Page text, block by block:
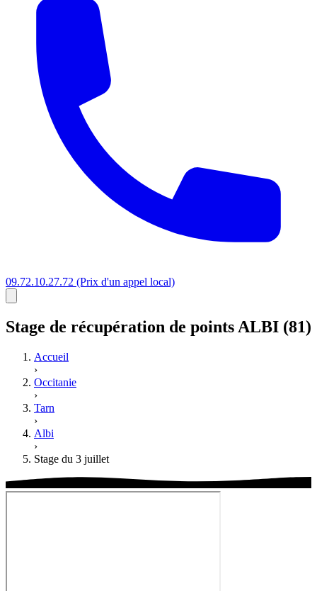
09.72.10.27.72 (Prix d'un appel local)
Stage de récupération de points ALBI (81)
Accueil
›
Occitanie
›
Tarn
›
Albi
›
Stage du 3 juillet